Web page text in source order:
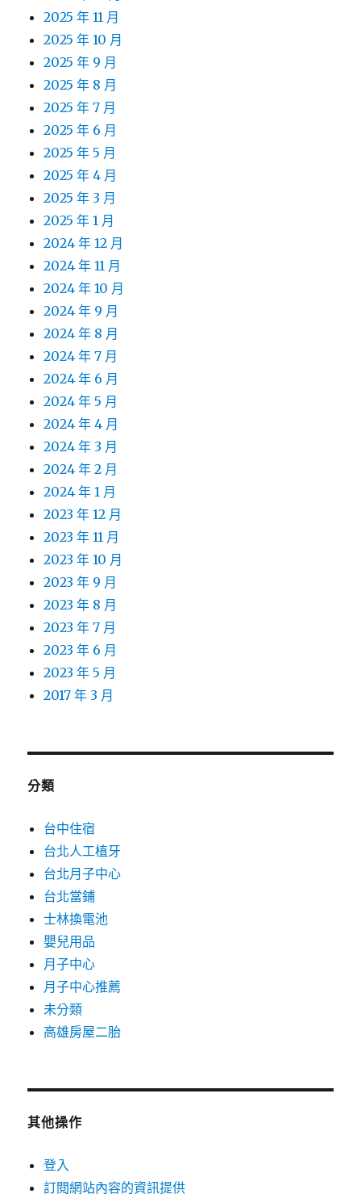
2025 年 11 月
2025 年 10 月
2025 年 9 月
2025 年 8 月
2025 年 7 月
2025 年 6 月
2025 年 5 月
2025 年 4 月
2025 年 3 月
2025 年 1 月
2024 年 12 月
2024 年 11 月
2024 年 10 月
2024 年 9 月
2024 年 8 月
2024 年 7 月
2024 年 6 月
2024 年 5 月
2024 年 4 月
2024 年 3 月
2024 年 2 月
2024 年 1 月
2023 年 12 月
2023 年 11 月
2023 年 10 月
2023 年 9 月
2023 年 8 月
2023 年 7 月
2023 年 6 月
2023 年 5 月
2017 年 3 月
分類
台中住宿
台北人工植牙
台北月子中心
台北當鋪
士林換電池
嬰兒用品
月子中心
月子中心推薦
未分類
高雄房屋二胎
其他操作
登入
訂閱網站內容的資訊提供